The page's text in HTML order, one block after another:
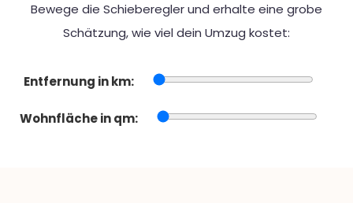
Bewege die Schieberegler und erhalte eine grobe
Schätzung, wie viel dein Umzug kostet:
Entfernung in km:
Wohnfläche in qm: